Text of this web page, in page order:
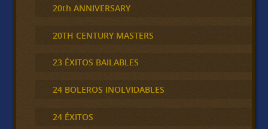
20th ANNIVERSARY
20TH CENTURY MASTERS
23 ÉXITOS BAILABLES
24 BOLEROS INOLVIDABLES
24 ÉXITOS